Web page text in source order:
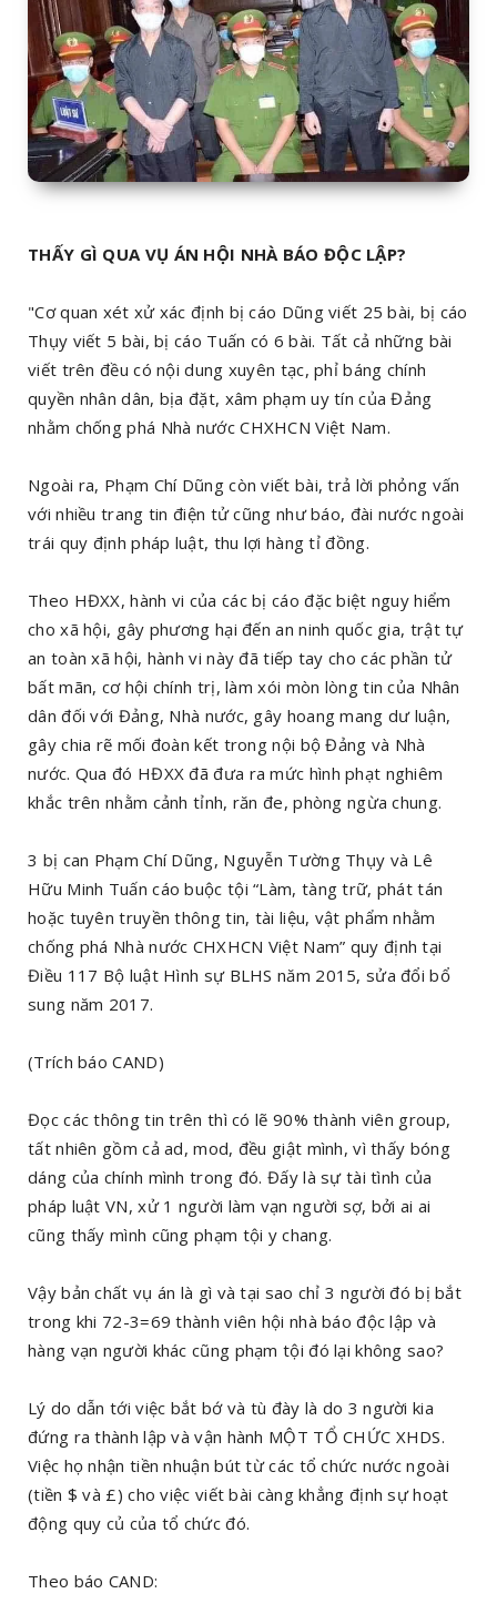
THẤY GÌ QUA VỤ ÁN HỘI NHÀ BÁO ĐỘC LẬP?
"Cơ quan xét xử xác định bị cáo Dũng viết 25 bài, bị cáo
Thụy viết 5 bài, bị cáo Tuấn có 6 bài. Tất cả những bài
viết trên đều có nội dung xuyên tạc, phỉ báng chính
quyền nhân dân, bịa đặt, xâm phạm uy tín của Đảng
nhằm chống phá Nhà nước CHXHCN Việt Nam.
Ngoài ra, Phạm Chí Dũng còn viết bài, trả lời phỏng vấn
với nhiều trang tin điện tử cũng như báo, đài nước ngoài
trái quy định pháp luật, thu lợi hàng tỉ đồng.
Theo HĐXX, hành vi của các bị cáo đặc biệt nguy hiểm
cho xã hội, gây phương hại đến an ninh quốc gia, trật tự
an toàn xã hội, hành vi này đã tiếp tay cho các phần tử
bất mãn, cơ hội chính trị, làm xói mòn lòng tin của Nhân
dân đối với Đảng, Nhà nước, gây hoang mang dư luận,
gây chia rẽ mối đoàn kết trong nội bộ Đảng và Nhà
nước. Qua đó HĐXX đã đưa ra mức hình phạt nghiêm
khắc trên nhằm cảnh tỉnh, răn đe, phòng ngừa chung.
3 bị can Phạm Chí Dũng, Nguyễn Tường Thụy và Lê
Hữu Minh Tuấn cáo buộc tội “Làm, tàng trữ, phát tán
hoặc tuyên truyền thông tin, tài liệu, vật phẩm nhằm
chống phá Nhà nước CHXHCN Việt Nam” quy định tại
Điều 117 Bộ luật Hình sự BLHS năm 2015, sửa đổi bổ
sung năm 2017.
(Trích báo CAND)
Đọc các thông tin trên thì có lẽ 90% thành viên group,
tất nhiên gồm cả ad, mod, đều giật mình, vì thấy bóng
dáng của chính mình trong đó. Đấy là sự tài tình của
pháp luật VN, xử 1 người làm vạn người sợ, bởi ai ai
cũng thấy mình cũng phạm tội y chang.
Vậy bản chất vụ án là gì và tại sao chỉ 3 người đó bị bắt
trong khi 72-3=69 thành viên hội nhà báo độc lập và
hàng vạn người khác cũng phạm tội đó lại không sao?
Lý do dẫn tới việc bắt bớ và tù đày là do 3 người kia
đứng ra thành lập và vận hành MỘT TỔ CHỨC XHDS.
Việc họ nhận tiền nhuận bút từ các tổ chức nước ngoài
(tiền $ và £) cho việc viết bài càng khẳng định sự hoạt
động quy củ của tổ chức đó.
Theo báo CAND: